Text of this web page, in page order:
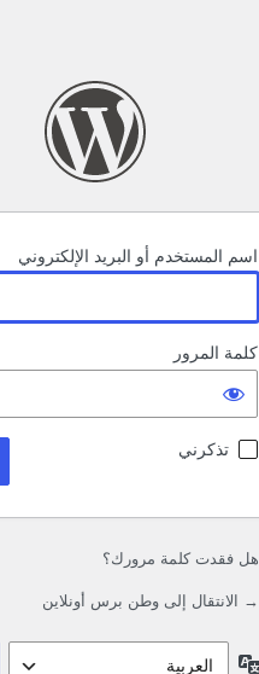
اسم المستخدم أو البريد الإلكتروني
كلمة المرور
تذكرني
هل فقدت كلمة مرورك؟
→ الانتقال إلى وطن برس أونلاين
اللغة